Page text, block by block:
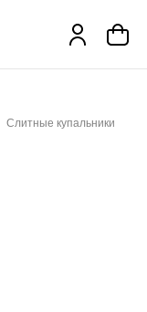
Слитные купальники